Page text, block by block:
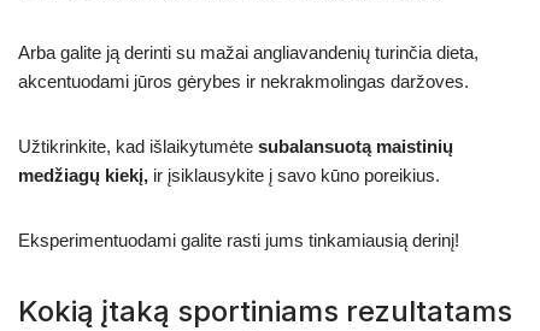
Arba galite ją derinti su mažai angliavandenių turinčia dieta,
akcentuodami jūros gėrybes ir nekrakmolingas daržoves.
Užtikrinkite, kad išlaikytumėte subalansuotą maistinių
medžiagų kiekį, ir įsiklausykite į savo kūno poreikius.
Eksperimentuodami galite rasti jums tinkamiausią derinį!
Kokią įtaką sportiniams rezultatams